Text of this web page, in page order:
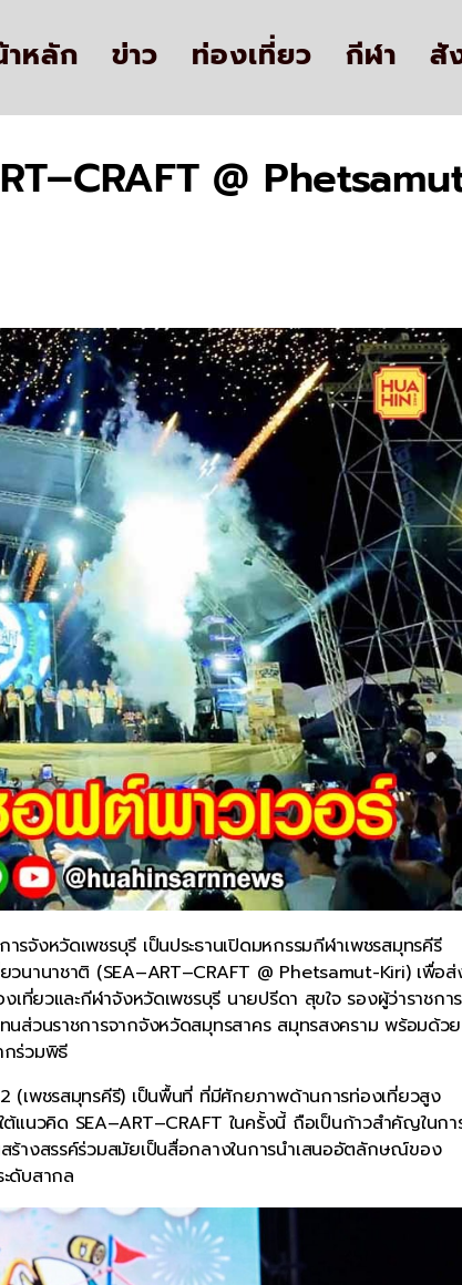
หลัก ข่าว ท่องเที่ยว กีฬา สั
@
จังหวัดเพชรบุรี เป็นประธานเปิดมหกรรมกีฬาเพชรสมุทรคีรี
นานาชาติ (SEA–ART–CRAFT @ Phetsamut-Kiri) เพื่อส่
เที่ยวและกีฬาจังหวัดเพชรบุรี นายปรีดา สุขใจ รองผู้ว่าราชการ
ส่วนราชการจากจังหวัดสมุทรสาคร สมุทรสงคราม พร้อมด้วย
กร่วมพิธี
(เพชรสมุทรคีรี) เป็นพื้นที่ ที่มีศักยภาพด้านการท่องเที่ยวสูง
วคิด SEA–ART–CRAFT ในครั้งนี้ ถือเป็นก้าวสำคัญในกา
ร้างสรรค์ร่วมสมัยเป็นสื่อกลางในการนำเสนออัตลักษณ์ของ
ดับสากล